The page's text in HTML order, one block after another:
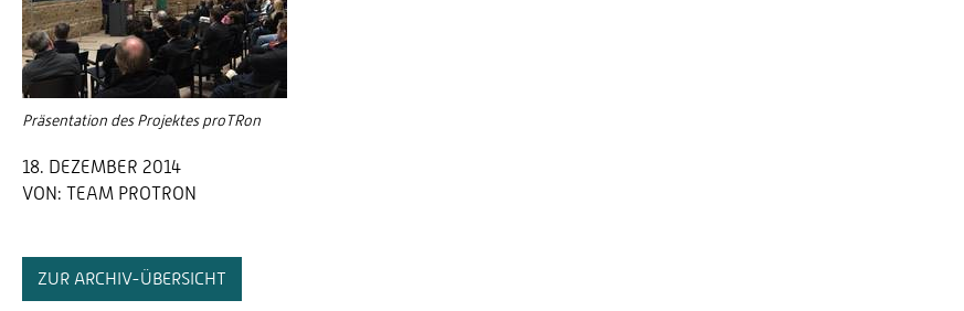
Präsentation des Projektes proTRon
18. DEZEMBER 2014
VON: TEAM PROTRON
ZUR ARCHIV-ÜBERSICHT